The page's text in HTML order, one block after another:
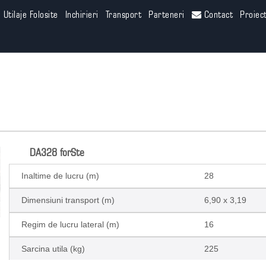
Utilaje Folosite Inchirieri Transport Parteneri Contact
DA328 forSte
Inaltime de lucru (m) 28
Dimensiuni transport (m) 6,90 x 3,19
Regim de lucru lateral (m) 16
Sarcina utila (kg) 225